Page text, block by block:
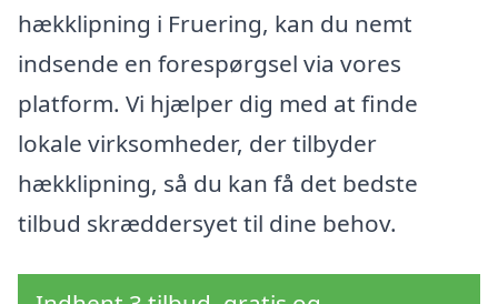
hækklipning i Fruering, kan du nemt
indsende en forespørgsel via vores
platform. Vi hjælper dig med at finde
lokale virksomheder, der tilbyder
hækklipning, så du kan få det bedste
tilbud skræddersyet til dine behov.